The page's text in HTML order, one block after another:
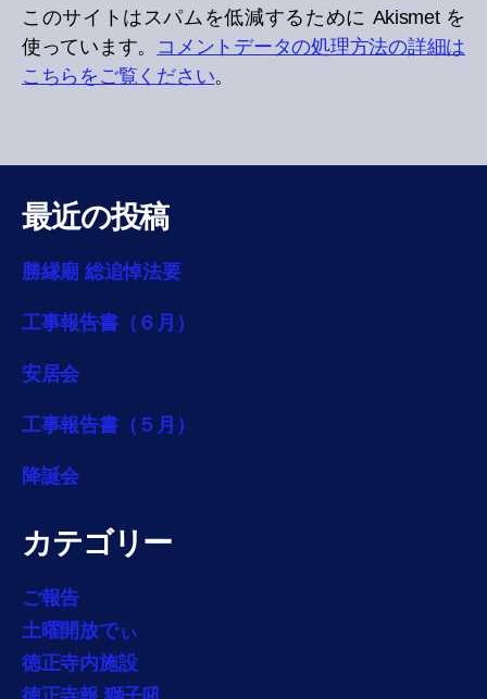
このサイトはスパムを低減するために Akismet を
使っています。 コメントデータの処理方法の詳細は
こちらをご覧ください。
最近の投稿
勝縁廟 総追悼法要
工事報告書（６月）
安居会
工事報告書（５月）
降誕会
カテゴリー
ご報告
土曜開放でぃ
徳正寺内施設